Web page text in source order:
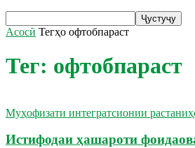
Асосӣ Тегҳо офтобпараст
Тег: офтобпараст
Муҳофизати интегратсионии
Истифодаи ҳашароти